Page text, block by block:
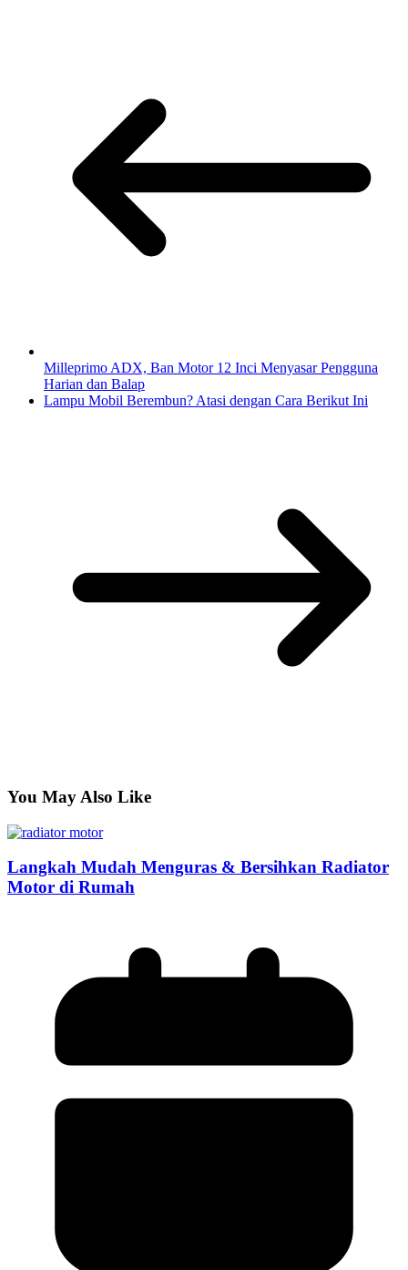
Milleprimo ADX, Ban Motor 12 Inci Menyasar Pengguna
Harian dan Balap
Lampu Mobil Berembun? Atasi dengan Cara Berikut Ini
You May Also Like
Langkah Mudah Menguras & Bersihkan Radiator
Motor di Rumah